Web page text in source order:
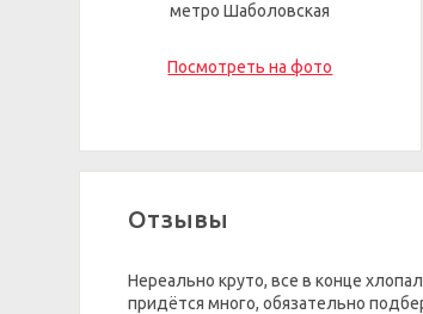
метро Шаболовская
Посмотреть на фото
Отзывы
Нереально круто, все в конце
придётся много, обязательно